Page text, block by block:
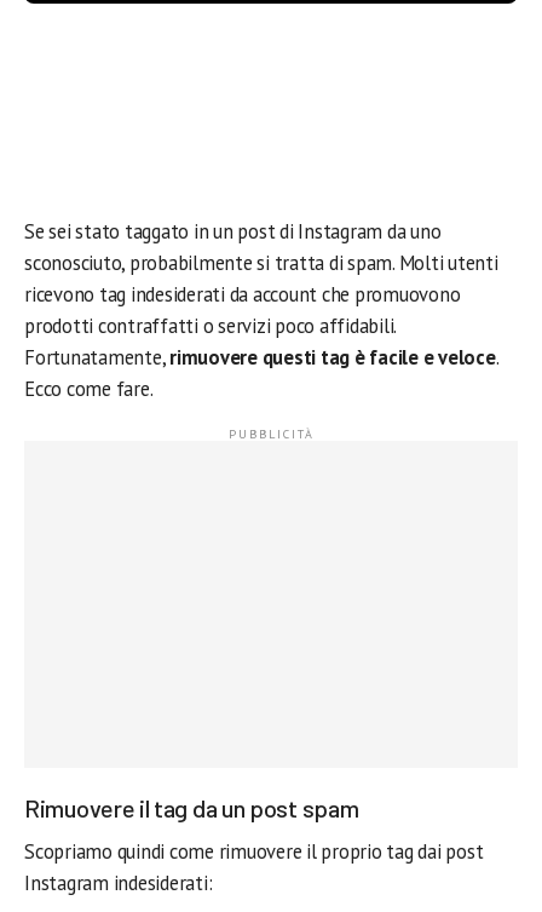
Se sei stato taggato in un post di Instagram da uno
sconosciuto, probabilmente si tratta di spam. Molti utenti
ricevono tag indesiderati da account che promuovono
prodotti contraffatti o servizi poco affidabili.
Fortunatamente,rimuovere questi tag è facile e veloce.
Ecco come fare.
Rimuovere il tag da un post spam
Scopriamo quindi come rimuovere il proprio tag dai post
Instagram indesiderati: